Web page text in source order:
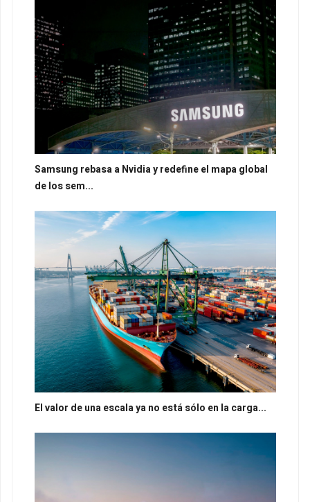
Samsung rebasa a Nvidia y redefine el mapa global
de los sem...
El valor de una escala ya no está sólo en la carga...